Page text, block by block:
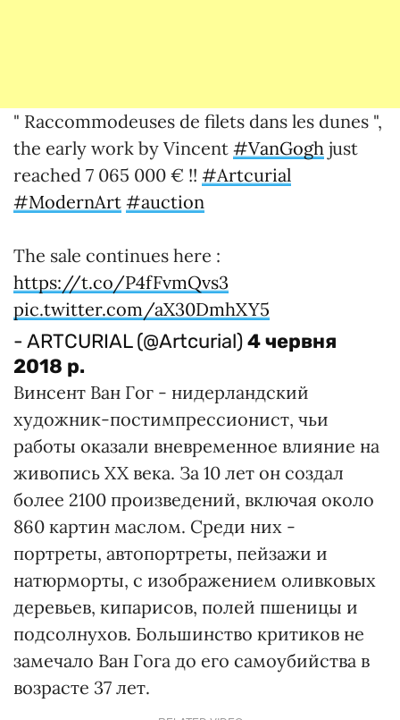
" Raccommodeuses de filets dans les dunes ",
the early work by Vincent #VanGogh just
reached 7 065 000 € !! #Artcurial
#ModernArt #auction
The sale continues here :
https://t.co/P4fFvmQvs3
pic.twitter.com/aX30DmhXY5
- ARTCURIAL (@Artcurial)4 червня
2018 р.
Винсент Ван Гог - нидерландский
художник-постимпрессионист, чьи
работы оказали вневременное влияние на
живопись XX века. За 10 лет он создал
более 2100 произведений, включая около
860 картин маслом. Среди них -
портреты, автопортреты, пейзажи и
натюрморты, с изображением оливковых
деревьев, кипарисов, полей пшеницы и
подсолнухов. Большинство критиков не
замечало Ван Гога до его самоубийства в
возрасте 37 лет.